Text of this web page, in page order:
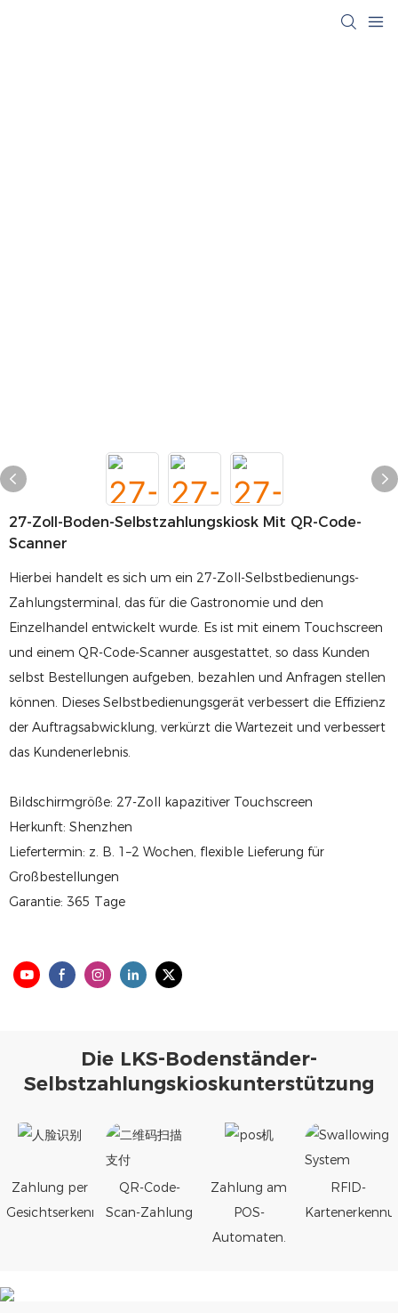
27-Zoll-Boden-Selbstzahlungskiosk Mit QR-Code-
Scanner
Hierbei handelt es sich um ein 27-Zoll-Selbstbedienungs-
Zahlungsterminal, das für die Gastronomie und den
Einzelhandel entwickelt wurde. Es ist mit einem Touchscreen
und einem QR-Code-Scanner ausgestattet, so dass Kunden
selbst Bestellungen aufgeben, bezahlen und Anfragen stellen
können. Dieses Selbstbedienungsgerät verbessert die Effizienz
der Auftragsabwicklung, verkürzt die Wartezeit und verbessert
das Kundenerlebnis.
Bildschirmgröße: 27-Zoll kapazitiver Touchscreen
Herkunft: Shenzhen
Liefertermin: z. B. 1–2 Wochen, flexible Lieferung für
Großbestellungen
Garantie: 365 Tage
Die LKS-Bodenständer-
Selbstzahlungskioskunterstützung
Zahlung per
Gesichtserkennung
QR-Code-
Scan-Zahlung
Zahlung am
POS-
Automaten.
RFID-